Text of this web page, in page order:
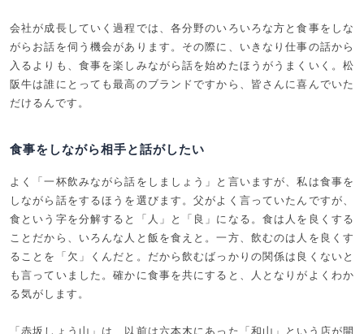
会社が成長していく過程では、各分野のいろいろな方と食事をしな
がらお話を伺う機会があります。その際に、いきなり仕事の話から
入るよりも、食事を楽しみながら話を始めたほうがうまくいく。松
阪牛は誰にとっても最高のブランドですから、皆さんに喜んでいた
だけるんです。
食事をしながら相手と話がしたい
よく「一杯飲みながら話をしましょう」と言いますが、私は食事を
しながら話をするほうを選びます。父がよく言っていたんですが、
食という字を分解すると「人」と「良」になる。食は人を良くする
ことだから、いろんな人と飯を食えと。一方、飲むのは人を良くす
ることを「欠」くんだと。だから飲むばっかりの関係は良くないと
も言っていました。確かに食事を共にすると、人となりがよくわか
る気がします。
「赤坂しょう山」は、以前は六本木にあった「和山」という店が開